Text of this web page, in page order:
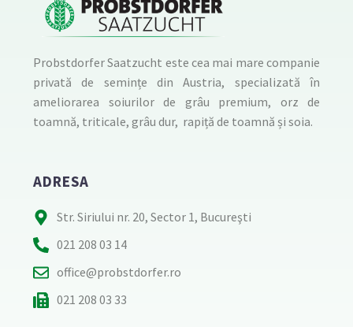
Probstdorfer Saatzucht este cea mai mare companie
privată de semințe din Austria, specializată în
ameliorarea soiurilor de grâu premium, orz de
toamnă, triticale, grâu dur, rapiță de toamnă și soia.
ADRESA
Str. Siriului nr. 20, Sector 1, Bucureşti
021 208 03 14
office@probstdorfer.ro
021 208 03 33